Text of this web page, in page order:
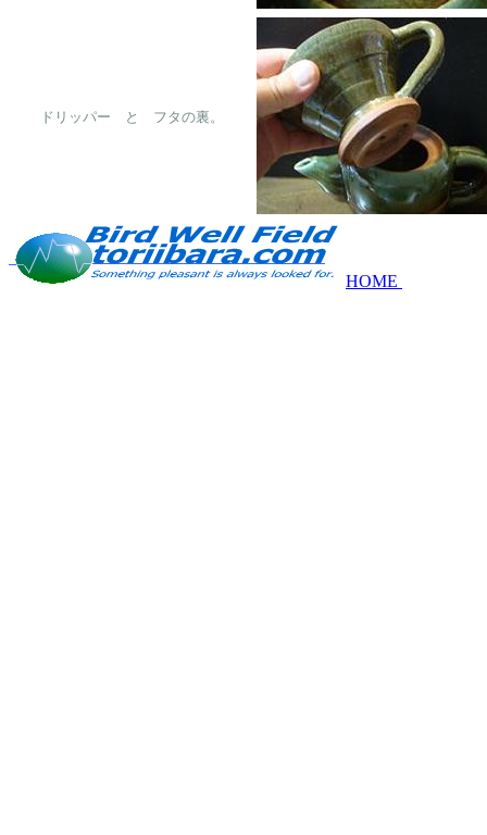
ドリッパー　と　フタの裏。
HOME